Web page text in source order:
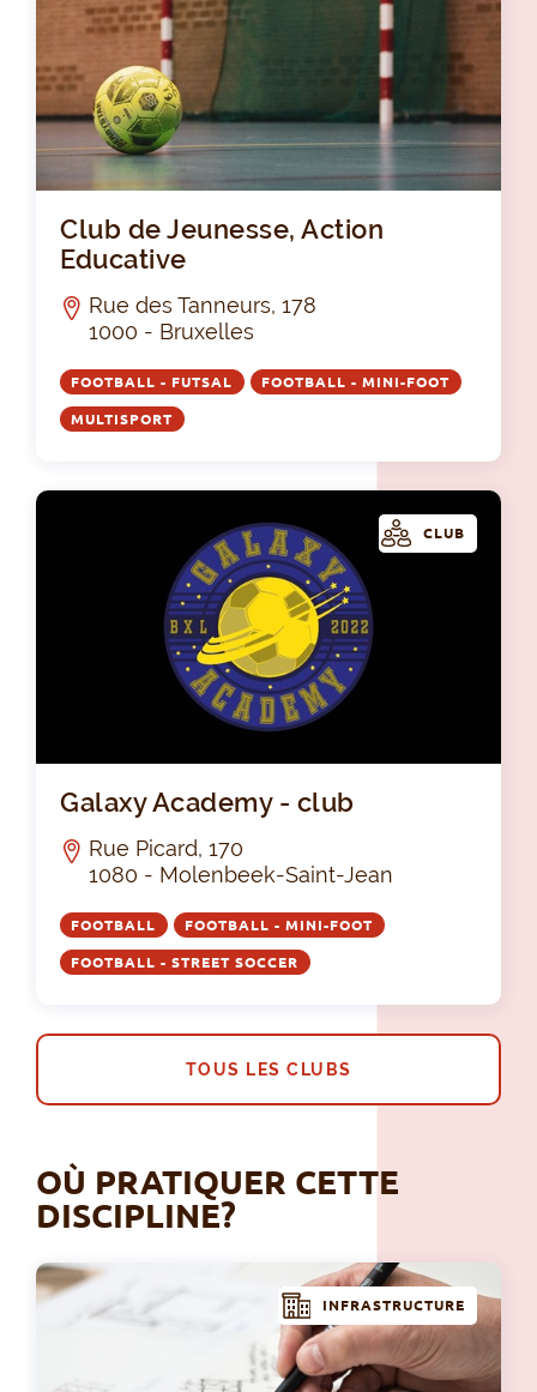
Club de Jeunesse, Action
Educative
Rue des Tanneurs, 178
1000 - Bruxelles
FOOTBALL - FUTSAL FOOTBALL - MINI-FOOT
MULTISPORT
CLUB
Galaxy Academy - club
Rue Picard, 170
1080 - Molenbeek-Saint-Jean
FOOTBALL FOOTBALL - MINI-FOOT
FOOTBALL - STREET SOCCER
TOUS LES CLUBS
OÙ PRATIQUER CETTE
DISCIPLINE?
INFRASTRUCTURE